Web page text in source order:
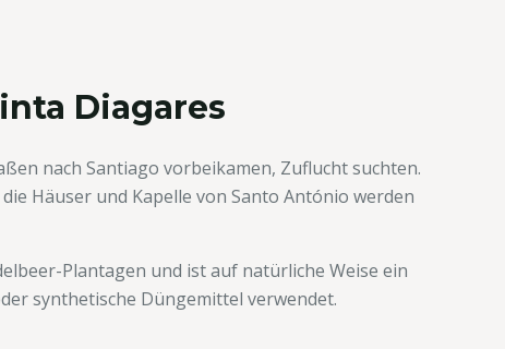
Diagares
nach Santiago vorbeikamen, Zuflucht suchten.
Häuser und Kapelle von Santo António werden
Plantagen und ist auf natürliche Weise ein
synthetische Düngemittel verwendet.